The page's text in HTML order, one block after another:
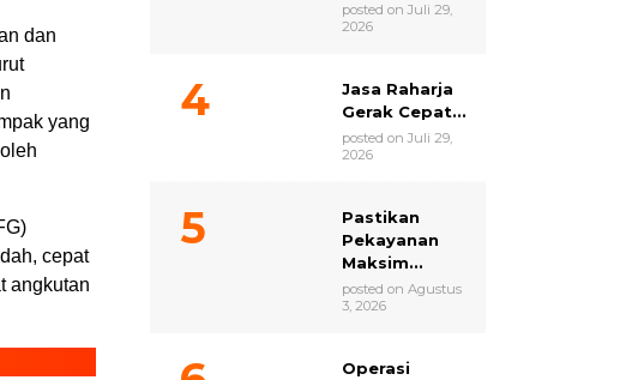
dan
yang
cepat
angkutan
posted on Juli 29,
2026
Jasa Raharja
Gerak Cepat...
posted on Juli 29,
2026
Pastikan
Pekayanan
Maksim...
posted on Agustus
3, 2026
Operasi